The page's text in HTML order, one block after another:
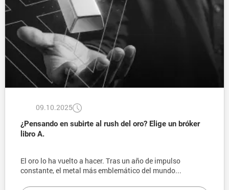
09.10.2025
¿Pensando en subirte al rush del oro? Elige un bróker
libro A.
El oro lo ha vuelto a hacer. Tras un año de impulso
constante, el metal más emblemático del mundo...